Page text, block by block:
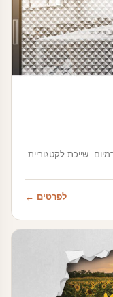
שייכת לקטגוריית
לפרטים ←